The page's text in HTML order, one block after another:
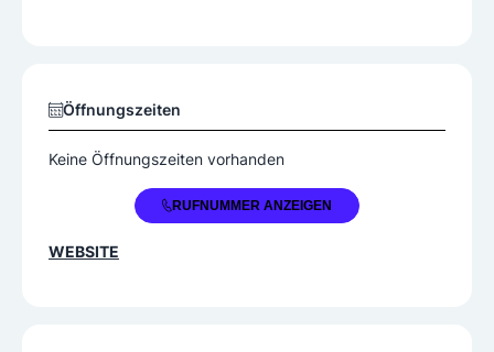
Öffnungszeiten
Keine Öffnungszeiten vorhanden
+43 662 83820RUFNUMMER ANZEIGEN
WEBSITE